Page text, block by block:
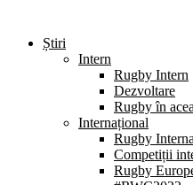
Știri
Intern
Rugby Intern
Dezvoltare
Rugby în
Internațional
Rugby
Competiții
Rugby